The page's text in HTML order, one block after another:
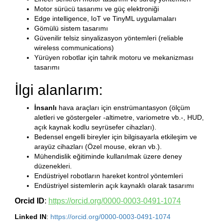
Motor sürücü tasarımı ve güç elektroniği
Edge intelligence, IoT ve TinyML uygulamaları
Gömülü sistem tasarımı
Güvenilir telsiz sinyalizasyon yöntemleri (reliable
wireless communications)
Yürüyen robotlar için tahrik motoru ve mekanizması
tasarımı
İlgi alanlarım:
İnsanlı hava araçları için enstrümantasyon (ölçüm
aletleri ve göstergeler -altimetre, variometre vb.-, HUD,
açık kaynak kodlu seyrüsefer cihazları).
Bedensel engelli bireyler için bilgisayarla etkileşim ve
arayüz cihazları (Özel mouse, ekran vb.).
Mühendislik eğitiminde kullanılmak üzere deney
düzenekleri.
Endüstriyel robotların hareket kontrol yöntemleri
Endüstriyel sistemlerin açık kaynaklı olarak tasarımı
Orcid ID: https://orcid.org/0000-0003-0491-1074
Linked IN: https://orcid.org/0000-0003-0491-1074